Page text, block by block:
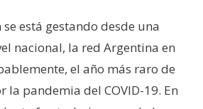
está gestando desde una
nacional, la red Argentina en
el año más raro de
la pandemia del COVID-19. En